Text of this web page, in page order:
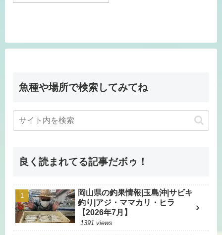
魚種や場所で検索してみてね
良く読まれてる記事だボゥ！
岡山県の釣果情報|玉島沖|サビキ
釣り|アジ・ママカリ・ヒラ
【2026年7月】
1391 views